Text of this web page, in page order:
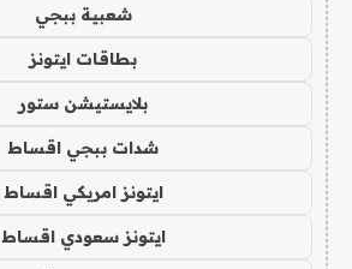
شعبية ببجي
بطاقات ايتونز
بلايستيشن ستور
شدات ببجي اقساط
ايتونز امريكي اقساط
ايتونز سعودي اقساط